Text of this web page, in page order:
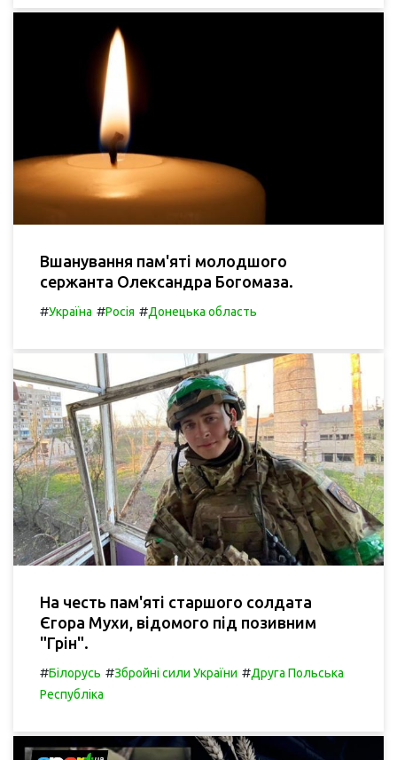
Вшанування пам'яті молодшого
сержанта Олександра Богомаза.
#Україна #Росія #Донецька область
На честь пам'яті старшого солдата
Єгора Мухи, відомого під позивним
"Грін".
#Білорусь #Збройні сили України #Друга Польська
Республіка